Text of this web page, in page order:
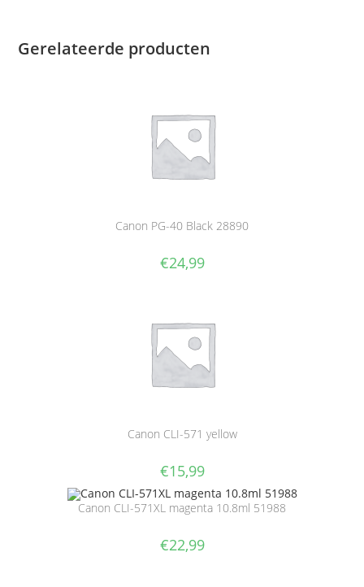
Gerelateerde producten
Canon PG-40 Black 28890
€24,99
Canon CLI-571 yellow
€15,99
Canon CLI-571XL magenta 10.8ml 51988
€22,99